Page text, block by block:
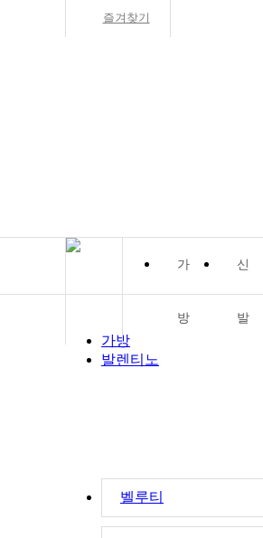
즐겨찾기
방 발
가방
발렌티노
벨루티